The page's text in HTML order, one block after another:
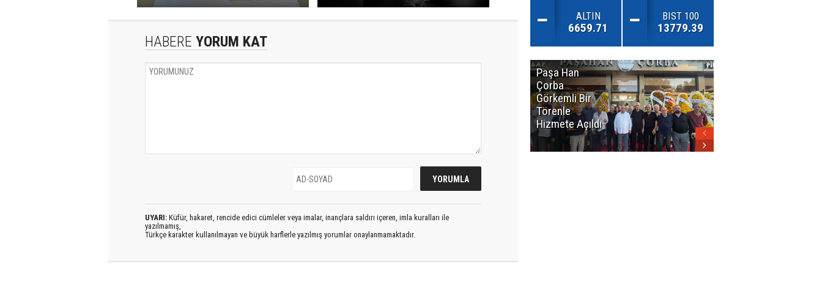
HABERE YORUM KAT
UYARI: Küfür, hakaret, rencide edici cümleler veya imalar, inançlara saldırı içeren, imla kuralları ile
yazılmamış,
Türkçe karakter kullanılmayan ve büyük harflerle yazılmış yorumlar onaylanmamaktadır.
ALTIN
6659.71
BIST 100
13779.39
Paşa Han
Çorba
Görkemli Bir
Törenle
Hizmete Açıldı